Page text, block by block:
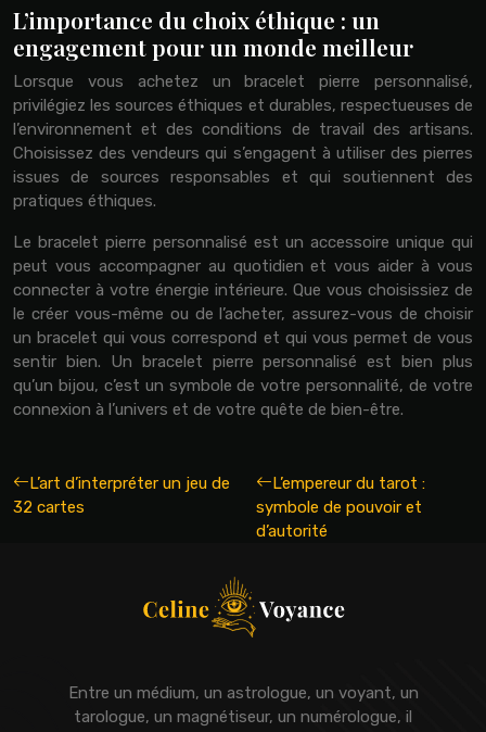
L’importance du choix éthique : un
engagement pour un monde meilleur
Lorsque vous achetez un bracelet pierre personnalisé,
privilégiez les sources éthiques et durables, respectueuses de
l’environnement et des conditions de travail des artisans.
Choisissez des vendeurs qui s’engagent à utiliser des pierres
issues de sources responsables et qui soutiennent des
pratiques éthiques.
Le bracelet pierre personnalisé est un accessoire unique qui
peut vous accompagner au quotidien et vous aider à vous
connecter à votre énergie intérieure. Que vous choisissiez de
le créer vous-même ou de l’acheter, assurez-vous de choisir
un bracelet qui vous correspond et qui vous permet de vous
sentir bien. Un bracelet pierre personnalisé est bien plus
qu’un bijou, c’est un symbole de votre personnalité, de votre
connexion à l’univers et de votre quête de bien-être.
L’art d’interpréter un jeu de
32 cartes
L’empereur du tarot :
symbole de pouvoir et
d’autorité
Entre un médium, un astrologue, un voyant, un
tarologue, un magnétiseur, un numérologue, il